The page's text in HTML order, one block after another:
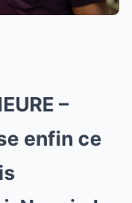
–
enfin ce